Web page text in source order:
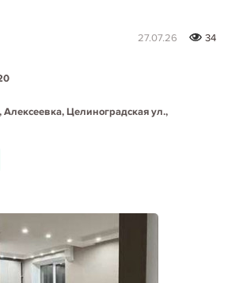
27.07.26
34
Алексеевка, Целиноградская ул.,